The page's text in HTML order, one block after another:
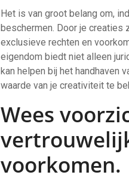
Het is van groot belang om,
beschermen. Door je
exclusieve rechten en
eigendom biedt niet alleen
kan helpen bij het handhaven
waarde van je creativiteit te
Wees
voorkomen.